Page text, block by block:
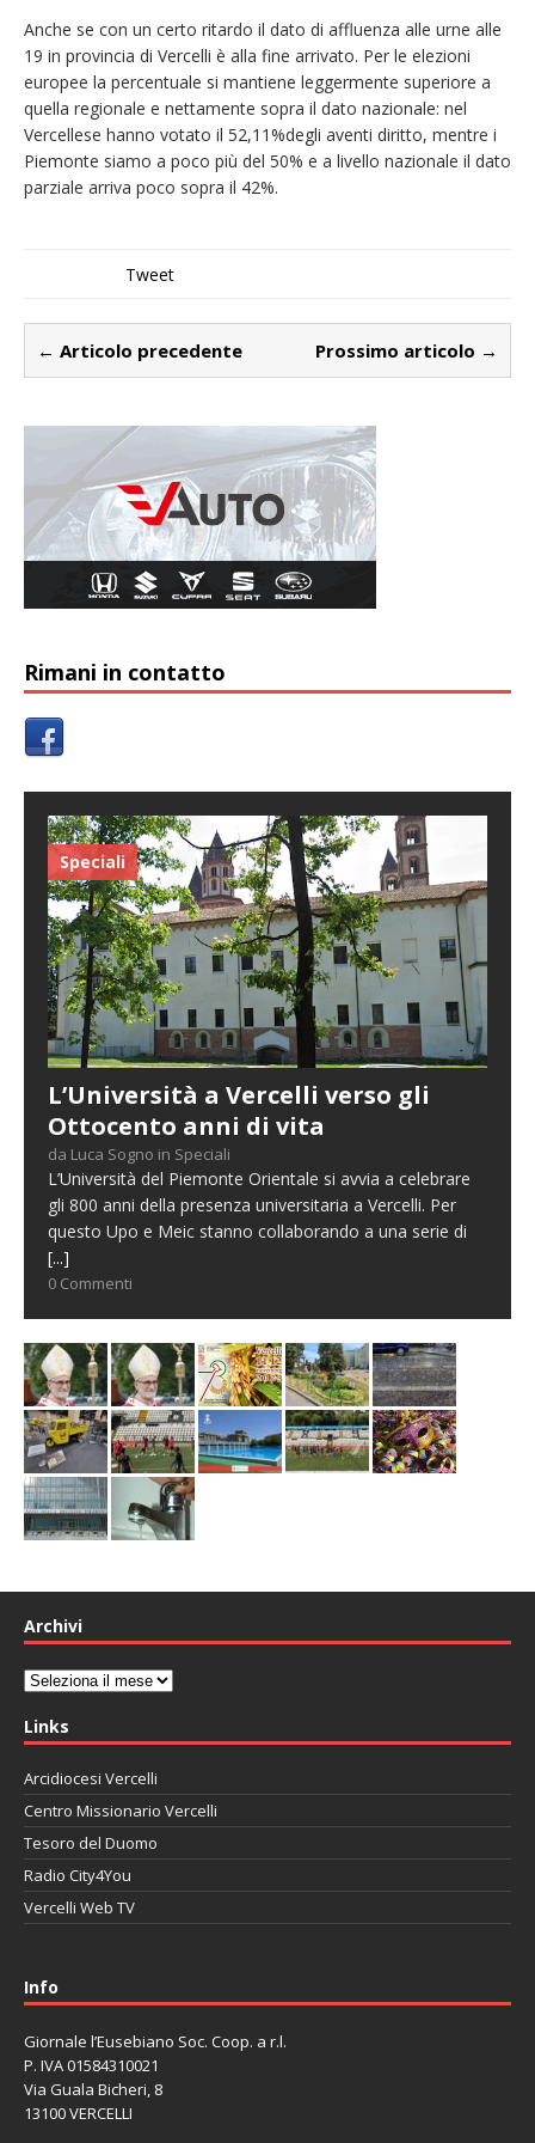
Anche se con un certo ritardo il dato di affluenza alle urne alle
19 in provincia di Vercelli è alla fine arrivato. Per le elezioni
europee la percentuale si mantiene leggermente superiore a
quella regionale e nettamente sopra il dato nazionale: nel
Vercellese hanno votato il 52,11%degli aventi diritto, mentre i
Piemonte siamo a poco più del 50% e a livello nazionale il dato
parziale arriva poco sopra il 42%.
Tweet
← Articolo precedente Prossimo articolo →
Rimani in contatto
Speciali
L’Università a Vercelli verso gli
Ottocento anni di vita
da Luca Sogno in Speciali
L’Università del Piemonte Orientale si avvia a celebrare
gli 800 anni della presenza universitaria a Vercelli. Per
questo Upo e Meic stanno collaborando a una serie di
[...]
0 Commenti
Archivi
Archivi
Links
Arcidiocesi Vercelli
Centro Missionario Vercelli
Tesoro del Duomo
Radio City4You
Vercelli Web TV
Info
Giornale l’Eusebiano Soc. Coop. a r.l.
P. IVA 01584310021
Via Guala Bicheri, 8
13100 VERCELLI